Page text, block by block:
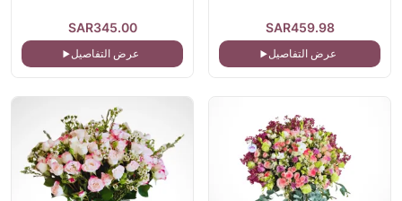
SAR459.98
عرض التفاصيل
SAR345.00
عرض التفاصيل